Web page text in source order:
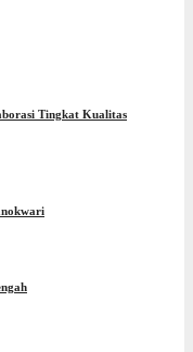
Tingkat Kualitas